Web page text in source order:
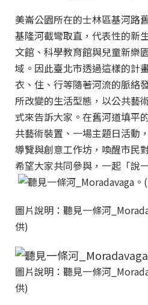
美崙公園所在的士林區基河路
基隆河截彎取直，代表性的新
文館、科學教育館與兒童新樂
域。因此臺北市透過這樣的計
衣、住、行等隨著河流的脈絡
所改變的生活型態，以公共藝
式來告訴大家。在舊河道填平
共藝術裝置、一場主題日活動
導覽與創意工作坊，喚醒市民
希望大家共同參與，一起「說
圖片說明：聽見一條河
供)
圖片說明：聽見一條河
供)